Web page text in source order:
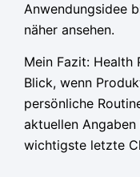
Anwendungsidee
näher ansehen.
Mein Fazit: Health
Blick, wenn
persönliche
aktuellen
wichtigste letzte